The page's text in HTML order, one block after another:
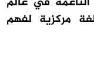
مركزية لفهم